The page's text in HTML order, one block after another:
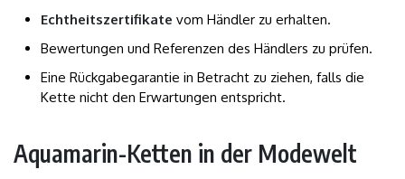
Echtheitszertifikate vom Händler zu erhalten.
Bewertungen und Referenzen des Händlers zu prüfen.
Eine Rückgabegarantie in Betracht zu ziehen, falls die
Kette nicht den Erwartungen entspricht.
Aquamarin-Ketten in der Modewelt